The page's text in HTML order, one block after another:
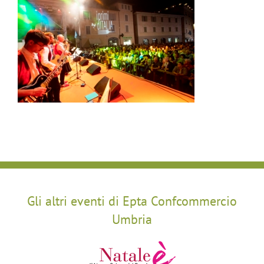
Gli altri eventi di Epta Confcommercio
Umbria